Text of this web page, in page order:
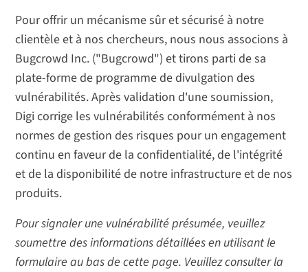
Pour offrir un mécanisme sûr et sécurisé à notre
clientèle et à nos chercheurs, nous nous associons à
Bugcrowd Inc. ("Bugcrowd") et tirons parti de sa
plate-forme de programme de divulgation des
vulnérabilités. Après validation d'une soumission,
Digi corrige les vulnérabilités conformément à nos
normes de gestion des risques pour un engagement
continu en faveur de la confidentialité, de l'intégrité
et de la disponibilité de notre infrastructure et de nos
produits.
Pour signaler une vulnérabilité présumée, veuillez
soumettre des informations détaillées en utilisant le
formulaire au bas de cette page. Veuillez consulter la